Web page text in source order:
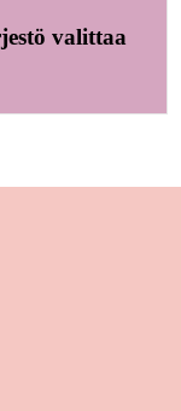
valittaa